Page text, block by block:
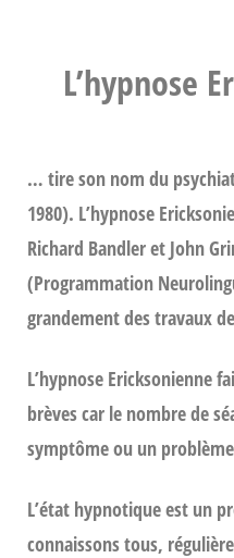
L’hypnose
… tire son nom du
1980). L’hypnose
Richard Bandler et John
(Programmation
grandement des travaux de
L’hypnose Ericksonienne
brèves car le nombre de
symptôme ou un
L’état hypnotique est un
connaissons tous,